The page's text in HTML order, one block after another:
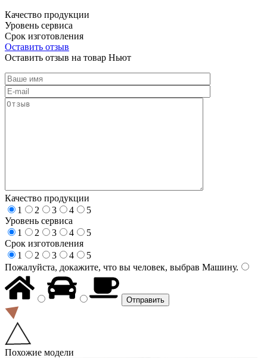
Качество продукции
Уровень сервиса
Срок изготовления
Оставить отзыв
Оставить отзыв на товар Ньют
Качество продукции
1
2 3 4
5
Уровень сервиса
1
2 3 4
5
Срок изготовления
1
2 3 4
5
Пожалуйста, докажите, что вы человек, выбрав Машину.
Похожие модели